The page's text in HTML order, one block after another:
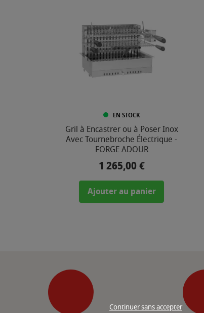
0
COMPOSITION
EN STOCK
Gril à Encastrer ou à Poser Inox
Avec Tournebroche Électrique -
FORGE ADOUR
Prix
1 265,00 €
Ajouter au panier
Continuer sans accepter